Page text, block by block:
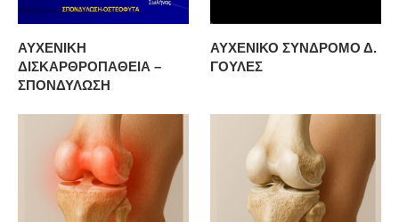
ΑΥΧΕΝΙΚΗ
ΔΙΣΚΑΡΘΡΟΠΑΘΕΙΑ –
ΣΠΟΝΔΥΛΩΣΗ
ΑΥΧΕΝΙΚΟ ΣΥΝΔΡΟΜΟ Δ.
ΓΟΥΛΕΣ